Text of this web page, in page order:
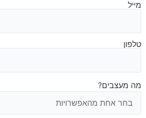
מייל
טלפון
מה מעצבים?